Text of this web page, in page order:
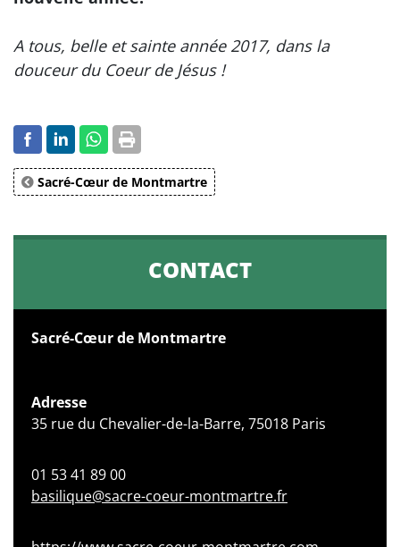
A tous, belle et sainte année 2017, dans la
douceur du Coeur de Jésus !
Sacré-Cœur de Montmartre
CONTACT
Sacré-Cœur de Montmartre
Adresse
35 rue du Chevalier-de-la-Barre, 75018 Paris
01 53 41 89 00
basilique@sacre-coeur-montmartre.fr